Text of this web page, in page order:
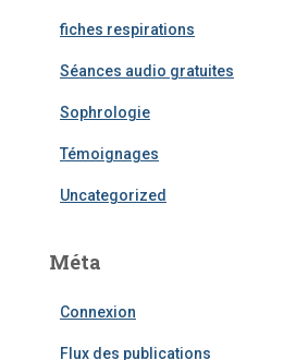
fiches respirations
Séances audio gratuites
Sophrologie
Témoignages
Uncategorized
Méta
Connexion
Flux des publications